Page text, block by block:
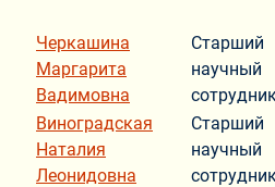
Черкашина
Маргарита
Вадимовна
Старший
научный
Виноградская
Наталия
Леонидовна
Старший
научный